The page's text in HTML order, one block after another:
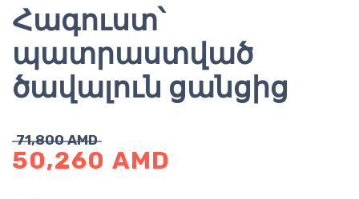
Հագուստ՝
պատրաստված
ծավալուն ցանցից
71,800AMD
50,260 AMD